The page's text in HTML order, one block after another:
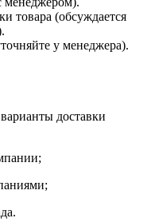
товара (обсуждается
у менеджера).
доставки